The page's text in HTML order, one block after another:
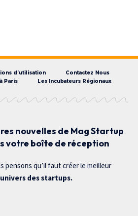
d’utilisation
Contactez Nous
Paris
Les Incubateurs Régionaux
nouvelles de Mag Startup
votre boîte de réception
pensons qu’il faut créer le meilleur
des startups.